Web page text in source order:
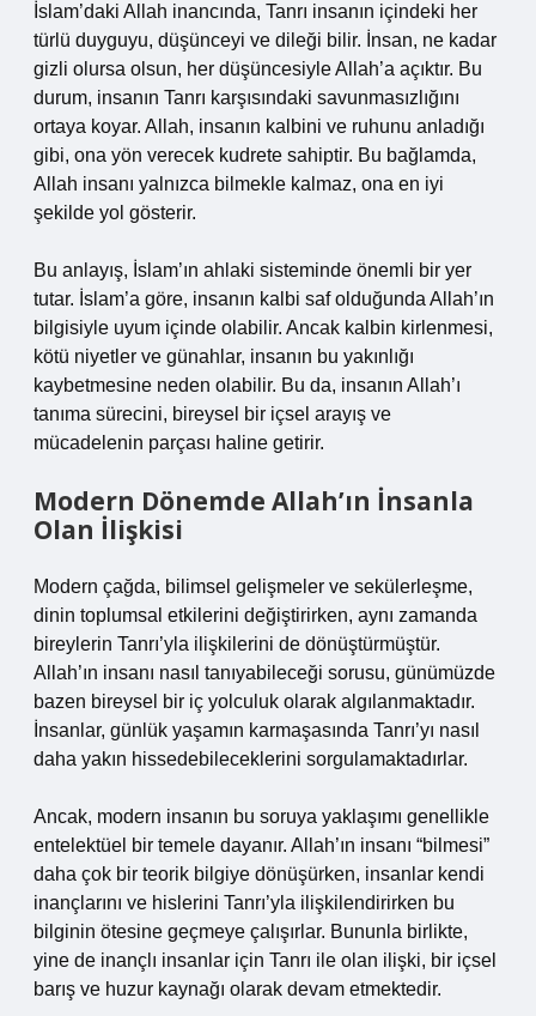
İslam’daki Allah inancında, Tanrı insanın içindeki her
türlü duyguyu, düşünceyi ve dileği bilir. İnsan, ne kadar
gizli olursa olsun, her düşüncesiyle Allah’a açıktır. Bu
durum, insanın Tanrı karşısındaki savunmasızlığını
ortaya koyar. Allah, insanın kalbini ve ruhunu anladığı
gibi, ona yön verecek kudrete sahiptir. Bu bağlamda,
Allah insanı yalnızca bilmekle kalmaz, ona en iyi
şekilde yol gösterir.
Bu anlayış, İslam’ın ahlaki sisteminde önemli bir yer
tutar. İslam’a göre, insanın kalbi saf olduğunda Allah’ın
bilgisiyle uyum içinde olabilir. Ancak kalbin kirlenmesi,
kötü niyetler ve günahlar, insanın bu yakınlığı
kaybetmesine neden olabilir. Bu da, insanın Allah’ı
tanıma sürecini, bireysel bir içsel arayış ve
mücadelenin parçası haline getirir.
Modern Dönemde Allah’ın İnsanla
Olan İlişkisi
Modern çağda, bilimsel gelişmeler ve sekülerleşme,
dinin toplumsal etkilerini değiştirirken, aynı zamanda
bireylerin Tanrı’yla ilişkilerini de dönüştürmüştür.
Allah’ın insanı nasıl tanıyabileceği sorusu, günümüzde
bazen bireysel bir iç yolculuk olarak algılanmaktadır.
İnsanlar, günlük yaşamın karmaşasında Tanrı’yı nasıl
daha yakın hissedebileceklerini sorgulamaktadırlar.
Ancak, modern insanın bu soruya yaklaşımı genellikle
entelektüel bir temele dayanır. Allah’ın insanı “bilmesi”
daha çok bir teorik bilgiye dönüşürken, insanlar kendi
inançlarını ve hislerini Tanrı’yla ilişkilendirirken bu
bilginin ötesine geçmeye çalışırlar. Bununla birlikte,
yine de inançlı insanlar için Tanrı ile olan ilişki, bir içsel
barış ve huzur kaynağı olarak devam etmektedir.